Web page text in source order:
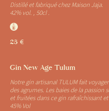
Distillé et fabriqué chez Maison Jaja.
42% vol. , 50cl .
25 €
Gin New Age Tulum
Notre gin artisanal TULUM fait
des agrumes. Les baies de la passion
et fruitées dans ce gin rafraîchissant
45% Vol